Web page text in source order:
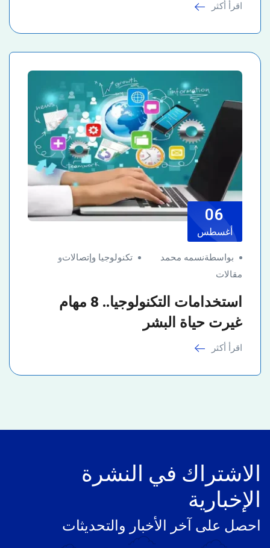
اقرأ أكثر
06
أغسطس
بواسطةنسمه محمد تكنولوجيا وإتصالاتو
مقالات
استخدامات التكنولوجيا.. 8 مهام
غيرت حياة البشر
اقرأ أكثر
الاشتراك في النشرة
الإخبارية
احصل على آخر الأخبار والتحديثات